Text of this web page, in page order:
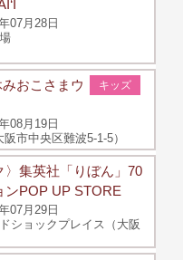
07月28日
キッズ
おこさまウ
08月19日
市中央区難波5-1-5）
〉集英社「りぼん」70
ンPOP UP STORE
07月29日
ショックプレイス（大阪